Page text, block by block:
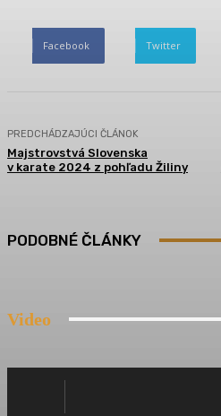
Facebook Twitter
PREDCHÁDZAJÚCI ČLÁNOK
Majstrovstvá Slovenska
v karate 2024 z pohľadu Žiliny
PODOBNÉ ČLÁNKY
Video